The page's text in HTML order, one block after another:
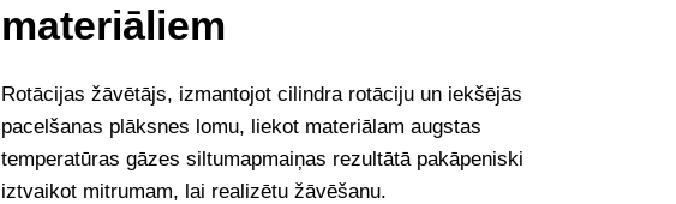
materiāliem
Rotācijas žāvētājs, izmantojot cilindra rotāciju un iekšējās
pacelšanas plāksnes lomu, liekot materiālam augstas
temperatūras gāzes siltumapmaiņas rezultātā pakāpeniski
iztvaikot mitrumam, lai realizētu žāvēšanu.